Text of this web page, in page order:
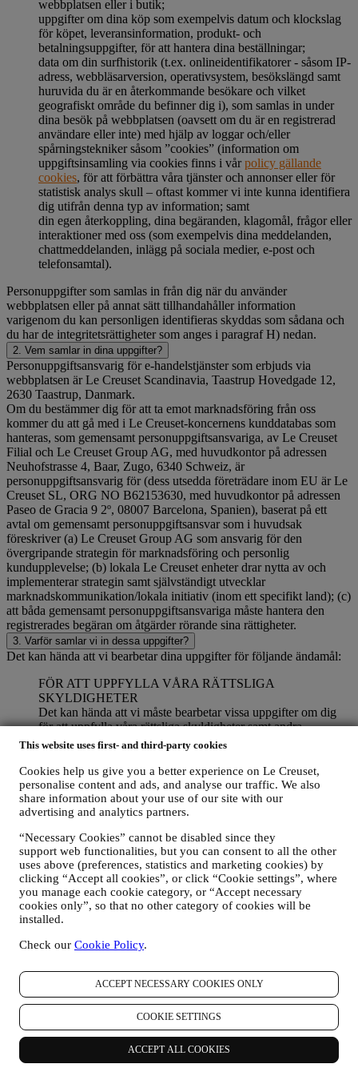
This website uses first- and third-party cookies
Cookies help us give you a better experience on Le Creuset,
personalise content and ads, and analyse our traffic. We also
share information about your use of our site with our
advertising and analytics partners.
“Necessary Cookies” cannot be disabled since they
support web functionalities, but you can consent to all the other
uses above (preferences, statistics and marketing cookies) by
clicking “Accept all cookies”, or click “Cookie settings”, where
you manage each cookie category, or “Accept necessary
cookies only”, so that no other category of cookies will be
installed.
Check our Cookie Policy.
ACCEPT NECESSARY COOKIES ONLY
COOKIE SETTINGS
ACCEPT ALL COOKIES
webbplatsen eller i butik;
uppgifter om dina köp som exempelvis datum och klockslag
för köpet, leveransinformation, produkt- och
betalningsuppgifter, för att hantera dina beställningar;
data om din surfhistorik (t.ex. onlineidentifikatorer - såsom IP-
adress, webbläsarversion, operativsystem, besökslängd samt
huruvida du är en återkommande besökare och vilket
geografiskt område du befinner dig i), som samlas in under
dina besök på webbplatsen (oavsett om du är en registrerad
användare eller inte) med hjälp av loggar och/eller
spårningstekniker såsom ”cookies” (information om
uppgiftsinsamling via cookies finns i vårpolicy gällande
cookies, för att förbättra våra tjänster och annonser eller för
statistisk analys skull – oftast kommer vi inte kunna identifiera
dig utifrån denna typ av information; samt
din egen återkoppling, dina begäranden, klagomål, frågor eller
interaktioner med oss (som exempelvis dina meddelanden,
chattmeddelanden, inlägg på sociala medier, e-post och
telefonsamtal).
Personuppgifter som samlas in från dig när du använder
webbplatsen eller på annat sätt tillhandahåller information
varigenom du kan personligen identifieras skyddas som sådana och
du har de integritetsrättigheter som anges i paragraf H) nedan.
2. Vem samlar in dina uppgifter?
Personuppgiftsansvarig för e-handelstjänster som erbjuds via
webbplatsen är Le Creuset Scandinavia, Taastrup Hovedgade 12,
2630 Taastrup, Danmark.
Om du bestämmer dig för att ta emot marknadsföring från oss
kommer du att gå med i Le Creuset-koncernens kunddatabas som
hanteras, som gemensamt personuppgiftsansvariga, av Le Creuset
Filial och Le Creuset Group AG, med huvudkontor på adressen
Neuhofstrasse 4, Baar, Zugo, 6340 Schweiz, är
personuppgiftsansvarig för (dess utsedda företrädare inom EU är Le
Creuset SL, ORG NO B62153630, med huvudkontor på adressen
Paseo de Gracia 9 2º, 08007 Barcelona, Spanien), baserat på ett
avtal om gemensamt personuppgiftsansvar som i huvudsak
föreskriver (a) Le Creuset Group AG som ansvarig för den
övergripande strategin för marknadsföring och personlig
kundupplevelse; (b) lokala Le Creuset enheter drar nytta av och
implementerar strategin samt självständigt utvecklar
marknadskommunikation/lokala initiativ (inom ett specifikt land); (c)
att båda gemensamt personuppgiftsansvariga måste hantera den
registrerades begäran om åtgärder rörande sina rättigheter.
3. Varför samlar vi in dessa uppgifter?
Det kan hända att vi bearbetar dina uppgifter för följande ändamål:
FÖR ATT UPPFYLLA VÅRA RÄTTSLIGA
SKYLDIGHETER
Det kan hända att vi måste bearbetar vissa uppgifter om dig
för att uppfylla våra rättsliga skyldigheter samt andra
skyldigheter som uppstår i samband med anvisningar vi får
FÖR ATT SKAPA ETT LE CREUSET-KONTO
Vi kommer att använda dina uppgifter för att skapa ett Le
Creuset-konto som kommer att ge dig tillgång till en rad
förmåner som är begränsade till registrerade användare och
snabbare betalning, möjlighet att spara flera leveransadresser,
se och spåra beställningar. Sådan bearbetning bygger på ett
avtalsfäst utförande av denna tjänst.
FÖR ATT HANTERA DINA BESTÄLLNINGAR OCH
ERBJUDA DIG VÅRA PRODUKTER, VÅRA
TJÄNSTER OCH VÅR HJÄLP
avtalsförhållande till dig, dina produktköp via webbplatsen
webbplatsen samt all service som erbjuds efter avslutat köp
eller ditt eventuella deltagande i tävlingar. Vi kanske måste
bearbeta vissa uppgifter om dig i administrativt syfte i
samband med vårt avtalsförhållande till dig, t. ex. bland annat
bokföring, fakturering och revision, verifiering av kontokort,
bedrägerikontroll, trygghet, säkerhet, systemtest, underhåll